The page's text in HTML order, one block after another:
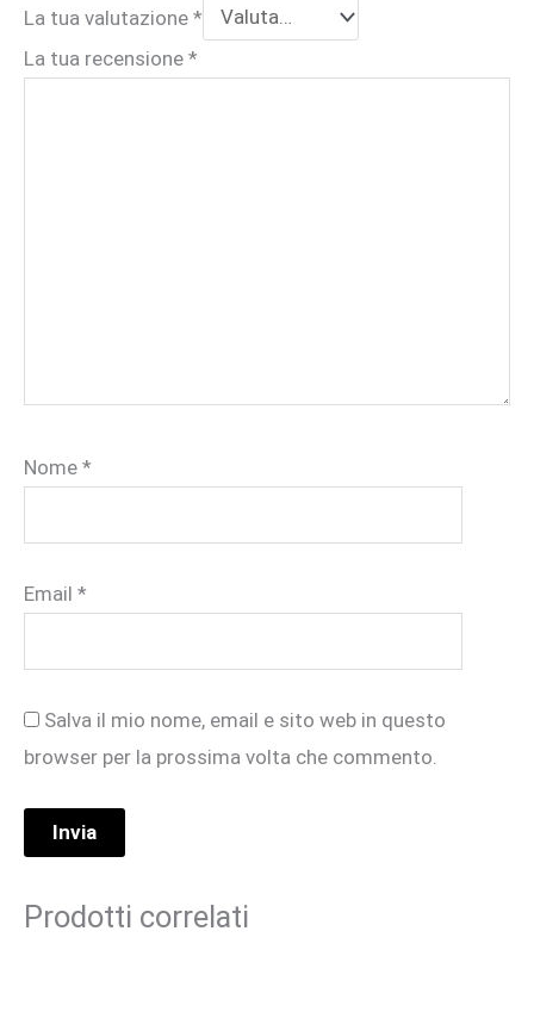
La tua valutazione *
La tua recensione *
Nome *
Email *
Salva il mio nome, email e sito web in questo
browser per la prossima volta che commento.
Prodotti correlati